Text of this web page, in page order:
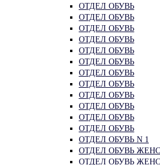
ОТДЕЛ ОБУВЬ
ОТДЕЛ ОБУВЬ
ОТДЕЛ ОБУВЬ
ОТДЕЛ ОБУВЬ
ОТДЕЛ ОБУВЬ
ОТДЕЛ ОБУВЬ
ОТДЕЛ ОБУВЬ
ОТДЕЛ ОБУВЬ
ОТДЕЛ ОБУВЬ
ОТДЕЛ ОБУВЬ
ОТДЕЛ ОБУВЬ
ОТДЕЛ ОБУВЬ
ОТДЕЛ ОБУВЬ N 1
ОТДЕЛ ОБУВЬ
ОТДЕЛ ОБУВЬ